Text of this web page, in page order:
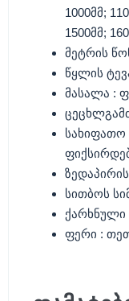
1000მმ;
1500მმ;
მეტრის
წყლის
მასალა :
სახიფათო
სითბოს
ქარხნული
ფერი :